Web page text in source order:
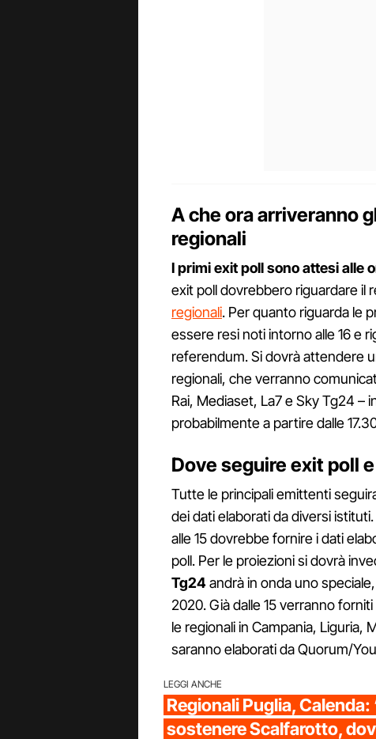
A che ora arriveranno
regionali
I primi exit poll sono attesi alle
exit poll dovrebbero riguardare il
regionali. Per quanto riguarda le
essere resi noti intorno alle 16 e
referendum. Si dovrà attendere
regionali, che verranno
Rai, Mediaset, La7 e Sky Tg24 –
probabilmente a partire dalle
Dove seguire exit poll
Tutte le principali emittenti
dei dati elaborati da diversi istituti.
alle 15 dovrebbe fornire i dati
poll. Per le proiezioni si dovrà
Tg24andrà in onda uno
2020. Già dalle 15 verranno
le regionali in Campania, Liguria,
saranno elaborati da Quorum/
LEGGI ANCHE
Regionali Puglia, Calenda:
sostenere Scalfarotto,